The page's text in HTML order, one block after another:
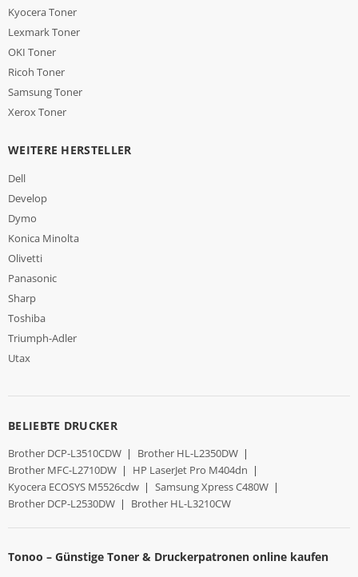
Kyocera Toner
Lexmark Toner
OKI Toner
Ricoh Toner
Samsung Toner
Xerox Toner
WEITERE HERSTELLER
Dell
Develop
Dymo
Konica Minolta
Olivetti
Panasonic
Sharp
Toshiba
Triumph-Adler
Utax
BELIEBTE DRUCKER
Brother DCP-L3510CDW | Brother HL-L2350DW |
Brother MFC-L2710DW | HP LaserJet Pro M404dn |
Kyocera ECOSYS M5526cdw | Samsung Xpress C480W |
Brother DCP-L2530DW | Brother HL-L3210CW
Tonoo – Günstige Toner & Druckerpatronen online kaufen